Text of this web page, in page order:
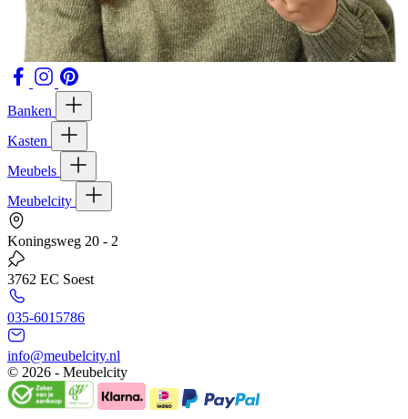
Banken
Kasten
Meubels
Meubelcity
Koningsweg 20 - 2
3762 EC Soest
035-6015786
info@meubelcity.nl
© 2026 - Meubelcity